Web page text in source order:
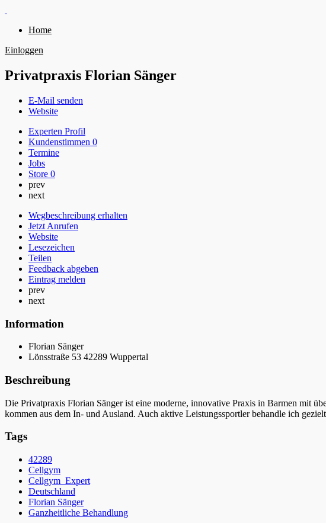
Home
Einloggen
Privatpraxis Florian Sänger
E-Mail senden
Website
Experten Profil
Kundenstimmen 0
Termine
Jobs
Store 0
prev
next
Wegbeschreibung erhalten
Jetzt Anrufen
Website
Lesezeichen
Teilen
Feedback abgeben
Eintrag melden
prev
next
Information
Florian Sänger
Lönsstraße 53 42289 Wuppertal
Beschreibung
Die Privatpraxis Florian Sänger ist eine moderne, innovative Praxis in Barmen mit
kommen aus dem In- und Ausland. Auch aktive Leistungssportler behandle ich
Tags
42289
Cellgym
Cellgym_Expert
Deutschland
Florian Sänger
Ganzheitliche Behandlung